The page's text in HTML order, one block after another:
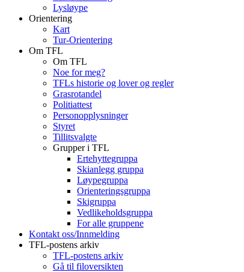
Lysløype
Orientering
Kart
Tur-Orientering
Om TFL
Om TFL
Noe for meg?
TFLs historie og lover og regler
Grasrotandel
Politiattest
Personopplysninger
Styret
Tillitsvalgte
Grupper i TFL
Ertehyttegruppa
Skianlegg gruppa
Løypegruppa
Orienteringsgruppa
Skigruppa
Vedlikeholdsgruppa
For alle gruppene
Kontakt oss/Innmelding
TFL-postens arkiv
TFL-postens arkiv
Gå til filoversikten